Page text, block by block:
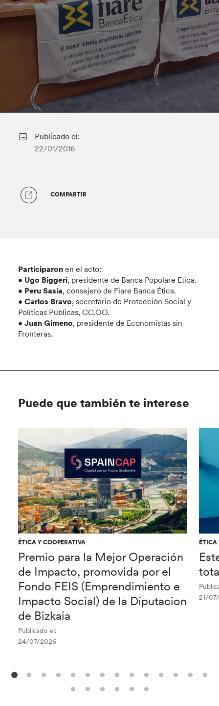
Publicado el:
22/01/2016
COMPARTIR
Participaron en el acto:
• Ugo Biggeri, presidente de Banca Popolare Etica.
• Peru Sasia, consejero de Fiare Banca Ética.
•Carlos Bravo, secretario de Protección Social y
Políticas Públicas, CC.OO.
•Juan Gimeno, presidente de Economistas sin
Fronteras.
Puede que también te interese
ÉTICA Y COOPERATIVA
Premio para la Mejor Operación
de Impacto, promovida por el
Fondo FEIS (Emprendimiento e
Impacto Social) de la Diputacion
de Bizkaia
Publicado el:
24/07/2026
ÉTICA
21/